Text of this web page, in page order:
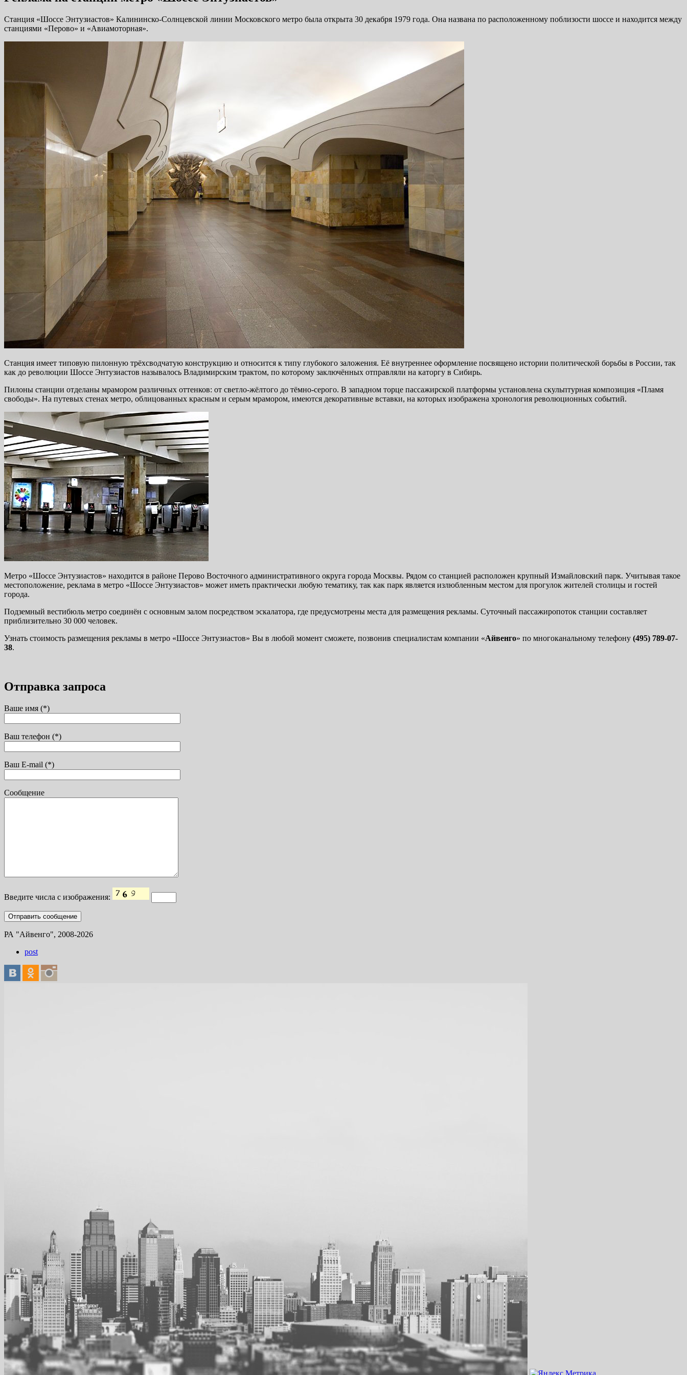
Станция «Шоссе Энтузиастов» Калининско-Солнцевской линии Московского метро была открыта 30 декабря 1979 года. Она названа по расположенному поблизости шоссе и находится между
станциями «Перово» и «Авиамоторная».
Станция имеет типовую пилонную трёхсводчатую конструкцию и относится к типу глубокого заложения. Её внутреннее оформление посвящено истории политической борьбы в России, так
как до революции Шоссе Энтузиастов называлось Владимирским трактом, по которому заключённых отправляли на каторгу в Сибирь.
Пилоны станции отделаны мрамором различных оттенков: от светло-жёлтого до тёмно-серого. В западном торце пассажирской платформы установлена скульптурная композиция «Пламя
свободы». На путевых стенах метро, облицованных красным и серым мрамором, имеются декоративные вставки, на которых изображена хронология революционных событий.
Метро «Шоссе Энтузиастов» находится в районе Перово Восточного административного округа города Москвы. Рядом со станцией расположен крупный Измайловский парк. Учитывая такое
местоположение, реклама в метро «Шоссе Энтузиастов» может иметь практически любую тематику, так как парк является излюбленным местом для прогулок жителей столицы и гостей
города.
Подземный вестибюль метро соединён с основным залом посредством эскалатора, где предусмотрены места для размещения рекламы. Суточный пассажиропоток станции составляет
приблизительно 30 000 человек.
Узнать стоимость размещения рекламы в метро «Шоссе Энтузиастов» Вы в любой момент сможете, позвонив специалистам компании «Айвенго» по многоканальному телефону (495) 789-07-
38.
Отправка запроса
Ваше имя (*)
Ваш телефон (*)
Ваш E-mail (*)
Сообщение
Введите числа с изображения:
РА "Айвенго", 2008-2026
post